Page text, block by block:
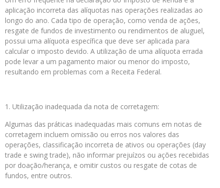
aplicação incorreta das alíquotas nas operações realizadas ao
longo do ano. Cada tipo de operação, como venda de ações,
resgate de fundos de investimento ou rendimentos de aluguel,
possui uma alíquota específica que deve ser aplicada para
calcular o imposto devido. A utilização de uma alíquota errada
pode levar a um pagamento maior ou menor do imposto,
resultando em problemas com a Receita Federal.
Utilização inadequada da nota de corretagem:
Algumas das práticas inadequadas mais comuns em notas de
corretagem incluem omissão ou erros nos valores das
operações, classificação incorreta de ativos ou operações (day
trade e swing trade), não informar prejuízos ou ações recebidas
por doação/herança, e omitir custos ou resgate de cotas de
fundos, entre outros.